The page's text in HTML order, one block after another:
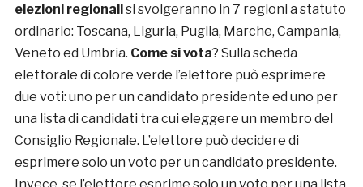
elezioni regionalisi svolgeranno in 7 regioni a statuto
ordinario: Toscana, Liguria, Puglia, Marche, Campania,
Veneto ed Umbria. Come si vota? Sulla scheda
elettorale di colore verde l’elettore può esprimere
due voti: uno per un candidato presidente ed uno per
una lista di candidati tra cui eleggere un membro del
Consiglio Regionale. L’elettore può decidere di
esprimere solo un voto per un candidato presidente.
Invece, se l’elettore esprime solo un voto per una lista,